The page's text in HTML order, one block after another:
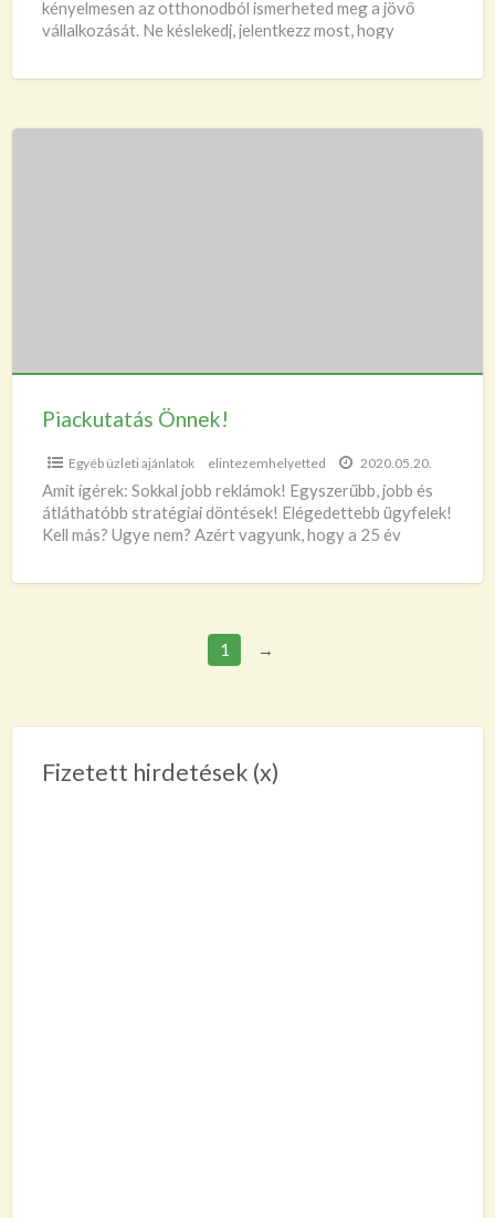
kényelmesen az otthonodból ismerheted meg a jövő
vállalkozását. Ne késlekedj, jelentkezz most, hogy
[…]
Piackutatás Önnek!
Egyéb üzleti ajánlatok elintezemhelyetted 2020.05.20.
Amit ígérek: Sokkal jobb reklámok! Egyszerűbb, jobb és
átláthatóbb stratégiai döntések! Elégedettebb ügyfelek!
Kell más? Ugye nem? Azért vagyunk, hogy a 25 év
1 →
Fizetett hirdetések (x)